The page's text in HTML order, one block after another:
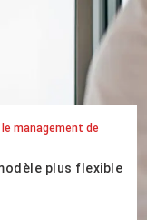
management de
plus flexible